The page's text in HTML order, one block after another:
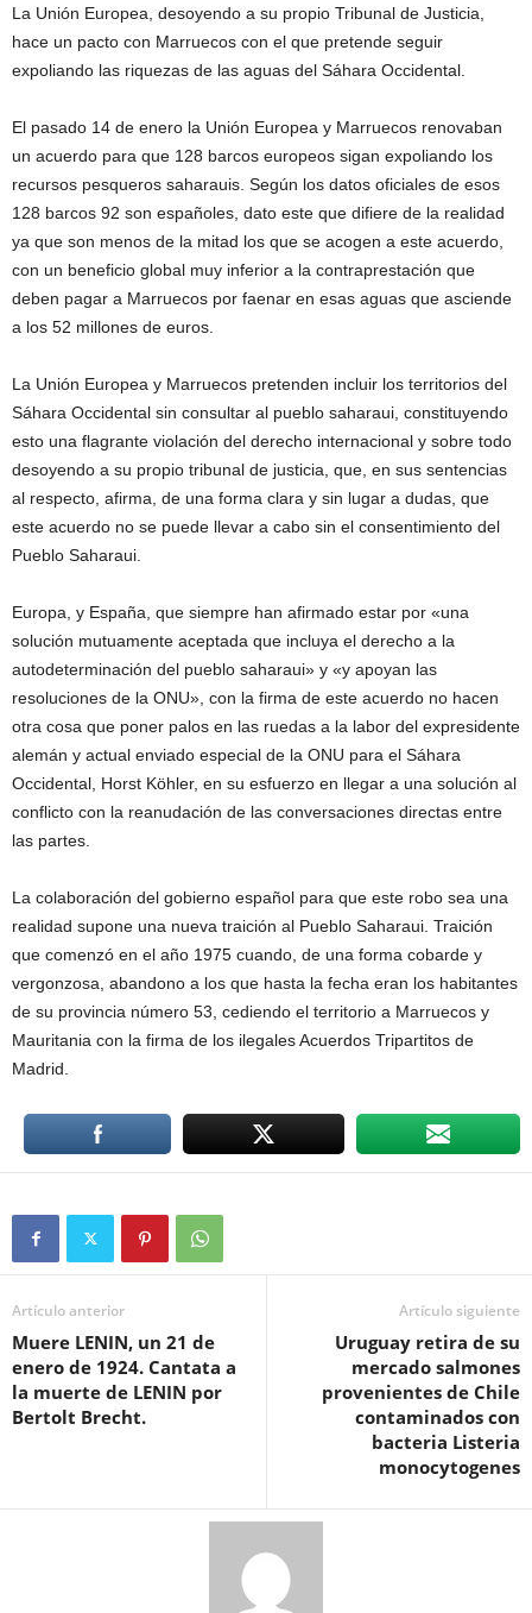
La Unión Europea, desoyendo a su propio Tribunal de Justicia,
hace un pacto con Marruecos con el que pretende seguir
expoliando las riquezas de las aguas del Sáhara Occidental.
El pasado 14 de enero la Unión Europea y Marruecos renovaban
un acuerdo para que 128 barcos europeos sigan expoliando los
recursos pesqueros saharauis. Según los datos oficiales de esos
128 barcos 92 son españoles, dato este que difiere de la realidad
ya que son menos de la mitad los que se acogen a este acuerdo,
con un beneficio global muy inferior a la contraprestación que
deben pagar a Marruecos por faenar en esas aguas que asciende
a los 52 millones de euros.
La Unión Europea y Marruecos pretenden incluir los territorios del
Sáhara Occidental sin consultar al pueblo saharaui, constituyendo
esto una flagrante violación del derecho internacional y sobre todo
desoyendo a su propio tribunal de justicia, que, en sus sentencias
al respecto, afirma, de una forma clara y sin lugar a dudas, que
este acuerdo no se puede llevar a cabo sin el consentimiento del
Pueblo Saharaui.
Europa, y España, que siempre han afirmado estar por «una
solución mutuamente aceptada que incluya el derecho a la
autodeterminación del pueblo saharaui» y «y apoyan las
resoluciones de la ONU», con la firma de este acuerdo no hacen
otra cosa que poner palos en las ruedas a la labor del expresidente
alemán y actual enviado especial de la ONU para el Sáhara
Occidental, Horst Köhler, en su esfuerzo en llegar a una solución al
conflicto con la reanudación de las conversaciones directas entre
las partes.
La colaboración del gobierno español para que este robo sea una
realidad supone una nueva traición al Pueblo Saharaui. Traición
que comenzó en el año 1975 cuando, de una forma cobarde y
vergonzosa, abandono a los que hasta la fecha eran los habitantes
de su provincia número 53, cediendo el territorio a Marruecos y
Mauritania con la firma de los ilegales Acuerdos Tripartitos de
Madrid.
Artículo anterior
Muere LENIN, un 21 de
enero de 1924. Cantata a
la muerte de LENIN por
Bertolt Brecht.
Artículo siguiente
Uruguay retira de su
mercado salmones
provenientes de Chile
contaminados con
bacteria Listeria
monocytogenes